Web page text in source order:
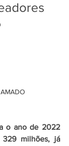
o ano de 2022
329 milhões, já